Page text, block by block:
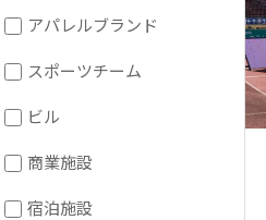
アパレルブランド
スポーツチーム
ビル
商業施設
宿泊施設